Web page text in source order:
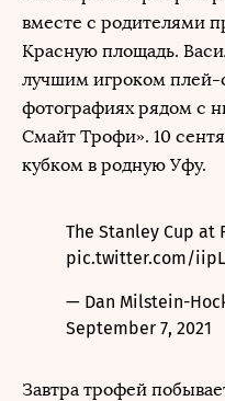
вместе с родителями
Красную площадь.
лучшим игроком
фотографиях рядом с
Смайт Трофи». 10
кубком в родную Уфу.
The Stanley Cup at
pic.twitter.com/
— Dan Milstein-
September 7, 2021
Завтра трофей